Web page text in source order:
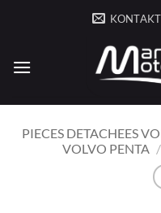
KONTAKT
PIECES DETACHEES
VOLVO PENTA /